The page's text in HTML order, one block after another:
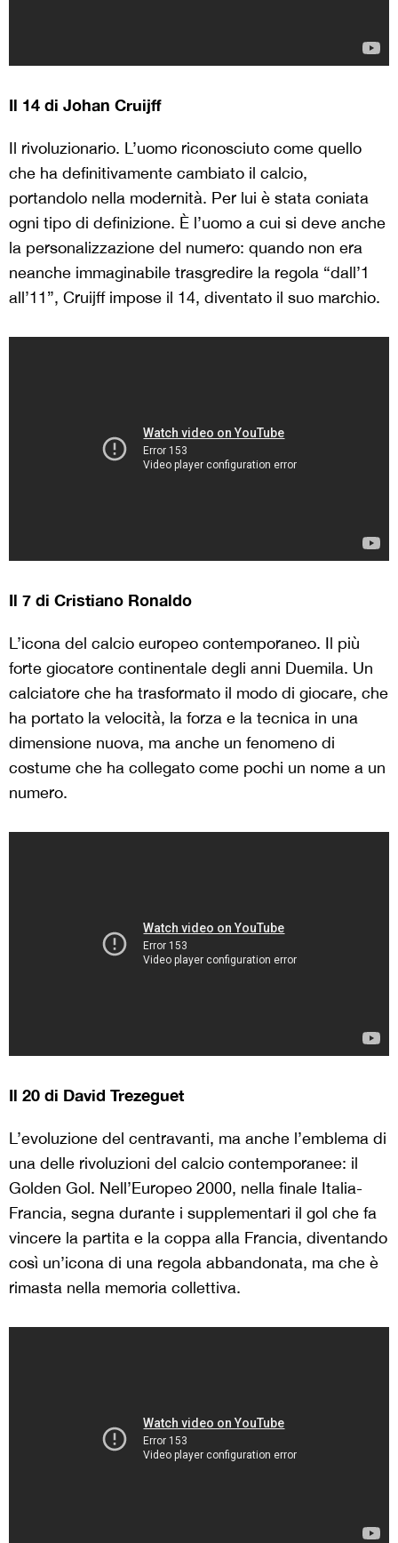
Il 14 di Johan Cruijff
Il rivoluzionario. L’uomo riconosciuto come quello
che ha definitivamente cambiato il calcio,
portandolo nella modernità. Per lui è stata coniata
ogni tipo di definizione. È l’uomo a cui si deve anche
la personalizzazione del numero: quando non era
neanche immaginabile trasgredire la regola “dall’1
all’11”, Cruijff impose il 14, diventato il suo marchio.
Il 7 di Cristiano Ronaldo
L’icona del calcio europeo contemporaneo. Il più
forte giocatore continentale degli anni Duemila. Un
calciatore che ha trasformato il modo di giocare, che
ha portato la velocità, la forza e la tecnica in una
dimensione nuova, ma anche un fenomeno di
costume che ha collegato come pochi un nome a un
numero.
Il 20 di David Trezeguet
L’evoluzione del centravanti, ma anche l’emblema di
una delle rivoluzioni del calcio contemporanee: il
Golden Gol. Nell’Europeo 2000, nella finale Italia-
Francia, segna durante i supplementari il gol che fa
vincere la partita e la coppa alla Francia, diventando
così un’icona di una regola abbandonata, ma che è
rimasta nella memoria collettiva.